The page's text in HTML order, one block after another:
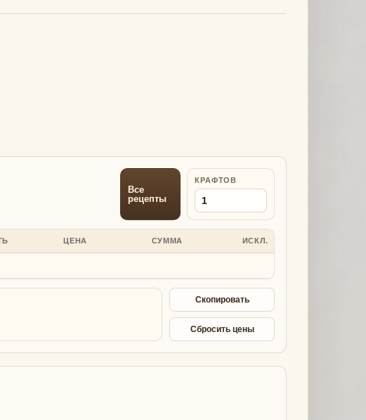
Все
рецепты
КРАФТОВ
ЦЕНА СУММА ИСКЛ.
Скопировать
Сбросить цены